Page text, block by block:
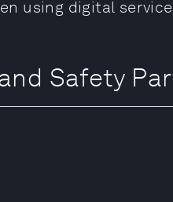
using digital
Safety